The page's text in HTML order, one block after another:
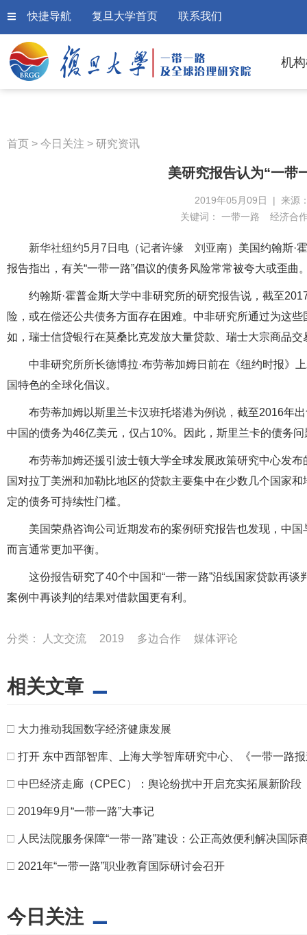
快捷导航 复旦大学首页 联系我们
机
首页 > 今日关注 > 研究资讯
美研究报告认为“一带
2019年05月09日 | 来源
关键词： 一带一路 经济合
新华社纽约5月7日电（记者许缘 刘亚南） 美国约翰斯·
报告指出，有关“一带一路”倡议的债务风险常常被夸大或歪曲
约翰斯·霍普金斯大学中非研究所的研究报告说，截至
险，或在偿还公共债务方面存在困难。中非研究所通过为这
如，瑞士信贷银行在莫桑比克发放大量贷款、瑞士大宗商品
中非研究所所长德博拉·布劳蒂加姆日前在《纽约时报》
国特色的全球化倡议。
布劳蒂加姆以斯里兰卡汉班托塔港为例说，截至2016年
中国的债务为46亿美元，仅占10%。因此，斯里兰卡的债务
布劳蒂加姆还援引波士顿大学全球发展政策研究中心发
国对拉丁美洲和加勒比地区的贷款主要集中在少数几个国家
定的债务可持续性门槛。
美国荣鼎咨询公司近期发布的案例研究报告也发现，中
而言通常更加平衡。
这份报告研究了40个中国和“一带一路”沿线国家贷款再
案例中再谈判的结果对借款国更有利。
分类： 人文交流 2019 多边合作 媒体评论
相关文章
□ 大力推动我国数字经济健康发展
□ 打开 东中西部智库、上海大学智库研究中心、《一带一路
□ 中巴经济走廊（CPEC）：舆论纷扰中开启充实拓展新阶段
□ 2019年9月“一带一路”大事记
□ 人民法院服务保障“一带一路”建设：公正高效便利解决国际
□ 2021年“一带一路”职业教育国际研讨会召开
今日关注